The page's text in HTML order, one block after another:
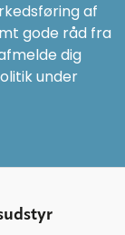
af
gode råd fra
dig
under